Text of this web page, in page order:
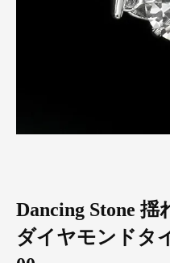
Dancing Stone
ダイヤモンドタ